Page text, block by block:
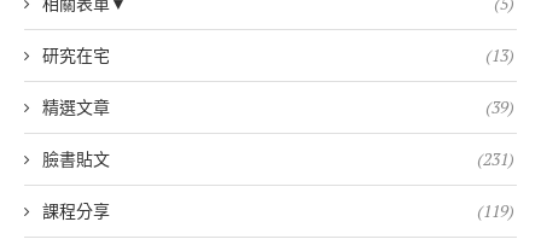
研究在宅 (13)
精選文章 (39)
臉書貼文 (231)
課程分享 (119)